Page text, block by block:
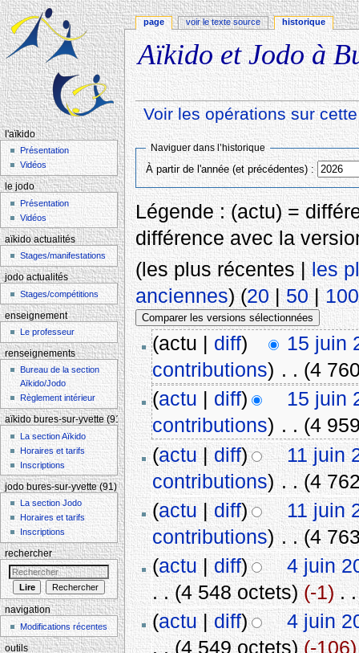
Aïkido et Jodo à
Voir les opérations sur
Aller à :navigation , rechercher
Naviguer dans l’historique
À partir de l'année (et précédentes) :
Légende : (actu) =
différence avec la
(les plus récentes |les
anciennes) (20|50|100
(actu | diff)
15 juin
contributions) . . (4
(actu | diff)
15 juin
contributions) . . (4
(actu|diff)
11 juin
contributions)‎. . (4
(actu |diff)
11 juin
contributions)‎. . (4
(actu|diff)
4 juin
. . (4 548 octets) (-1)‎. .
(actu|diff)
4 juin
. . (4 549 octets) (-106)
page voir le texte source historique
l'aïkido
Présentation
Vidéos
le jodo
Présentation
Vidéos
aïkido actualités
Stages/manifestations
jodo actualités
Stages/compétitions
enseignement
Le professeur
renseignements
Bureau de la section
Aïkido/Jodo
Règlement intérieur
aïkido bures-sur-yvette (91)
La section Aïkido
Horaires et tarifs
Inscriptions
jodo bures-sur-yvette (91)
La section Jodo
Horaires et tarifs
Inscriptions
rechercher
navigation
Modifications récentes
outils